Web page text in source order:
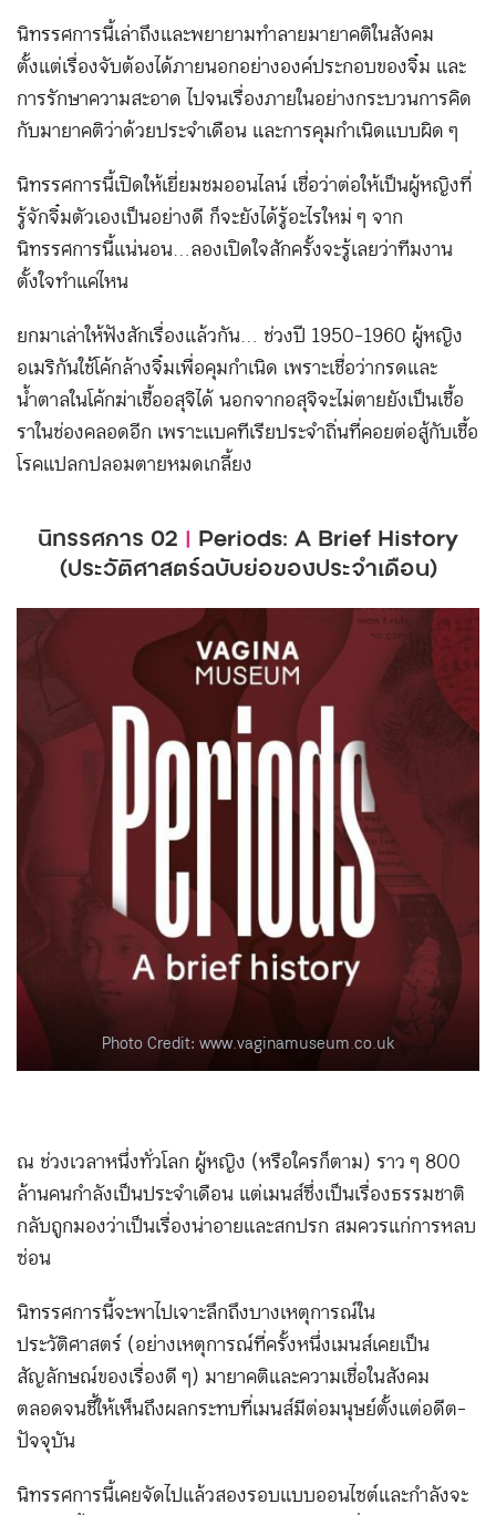
นิทรรศการนี้เล่าถึงและพยายามทำลายมายาคติในสังคม
ตั้งแต่เรื่องจับต้องได้ภายนอกอย่างองค์ประกอบของจิ๋ม และ
การรักษาความสะอาด ไปจนเรื่องภายในอย่างกระบวนการคิด
กับมายาคติว่าด้วยประจำเดือน และการคุมกำเนิดแบบผิด ๆ
นิทรรศการนี้เปิดให้เยี่ยมชมออนไลน์ เชื่อว่าต่อให้เป็นผู้หญิงที่
รู้จักจิ๋มตัวเองเป็นอย่างดี ก็จะยังได้รู้อะไรใหม่ ๆ จาก
นิทรรศการนี้แน่นอน… ลองเปิดใจสักครั้งจะรู้เลยว่าทีมงาน
ตั้งใจทำแค่ไหน
ยกมาเล่าให้ฟังสักเรื่องแล้วกัน… ช่วงปี 1950-1960 ผู้หญิง
อเมริกันใช้โค้กล้างจิ๋มเพื่อคุมกำเนิด เพราะเชื่อว่ากรดและ
น้ำตาลในโค้กฆ่าเชื้ออสุจิได้ นอกจากอสุจิจะไม่ตายยังเป็นเชื้อ
ราในช่องคลอดอีก เพราะแบคทีเรียประจำถิ่นที่คอยต่อสู้กับเชื้อ
โรคแปลกปลอมตายหมดเกลี้ยง
นิทรรศการ 02
Periods: A Brief History
(ประวัติศาสตร์ฉบับย่อของประจำเดือน)
Photo Credit: www.vaginamuseum.co.uk
ณ ช่วงเวลาหนึ่งทั่วโลก ผู้หญิง (หรือใครก็ตาม) ราว ๆ 800
ล้านคนกำลังเป็นประจำเดือน แต่เมนส์ซึ่งเป็นเรื่องธรรมชาติ
กลับถูกมองว่าเป็นเรื่องน่าอายและสกปรก สมควรแก่การหลบ
ซ่อน
นิทรรศการนี้จะพาไปเจาะลึกถึงบางเหตุการณ์ใน
ประวัติศาสตร์ (อย่างเหตุการณ์ที่ครั้งหนึ่งเมนส์เคยเป็น
สัญลักษณ์ของเรื่องดี ๆ) มายาคติและความเชื่อในสังคม
ตลอดจนชี้ให้เห็นถึงผลกระทบที่เมนส์มีต่อมนุษย์ตั้งแต่อดีต-
ปัจจุบัน
นิทรรศการนี้เคยจัดไปแล้วสองรอบแบบออนไซต์และกำลังจะ